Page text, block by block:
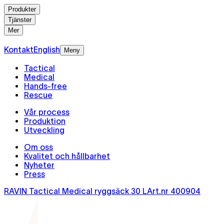
Produkter
Tjänster
Mer
KontaktEnglish Meny
Tactical
Medical
Hands-free
Rescue
Vår process
Produktion
Utveckling
Om oss
Kvalitet och hållbarhet
Nyheter
Press
RAVIN Tactical Medical ryggsäck 30 LArt.nr 400904